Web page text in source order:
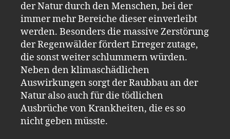
der Natur durch den Menschen, bei der
immer mehr Bereiche dieser einverleibt
werden. Besonders die massive Zerstörung
der Regenwälder fördert Erreger zutage,
die sonst weiter schlummern würden.
Neben den klimaschädlichen
Auswirkungen sorgt der Raubbau an der
Natur also auch für die tödlichen
Ausbrüche von Krankheiten, die es so
nicht geben müsste.